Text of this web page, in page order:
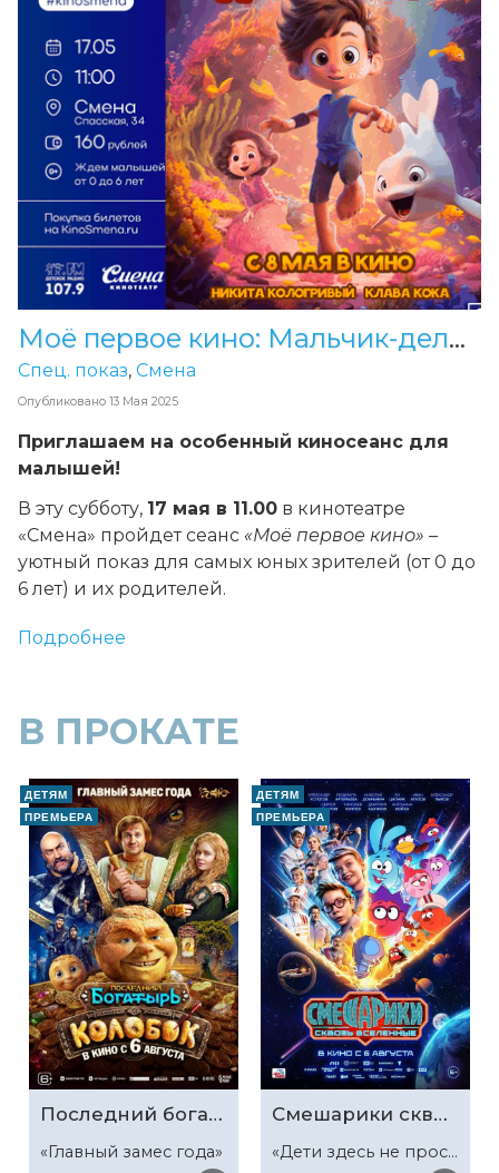
Моё первое кино: Мальчик-дельфин 2
Опубликовано 13 Мая 2025
Спец. показ, Смена
Приглашаем на особенный киносеанс для
малышей!
В эту субботу, 17 мая в 11.00 в кинотеатре
«Смена» пройдет сеанс «Моё первое кино» –
уютный показ для самых юных зрителей (от 0 до
6 лет) и их родителей.
Подробнее
В ПРОКАТЕ
ДЕТЯМ
ПРЕМЬЕРА
Последний богатырь. Колобок
«Главный замес года»
ДЕТЯМ
ПРЕМЬЕРА
Смешарики сквозь вселенные
«Дети здесь не просто так»